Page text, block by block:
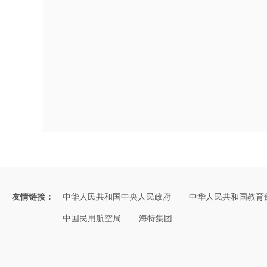
友情链接： 中华人民共和国中央人民政府
中华人民共和国教育
中国民用航空局
海特集团